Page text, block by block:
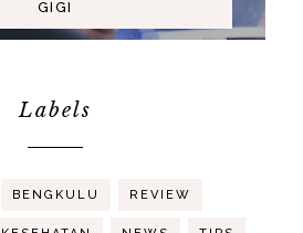
GIGI
Labels
BENGKULU REVIEW